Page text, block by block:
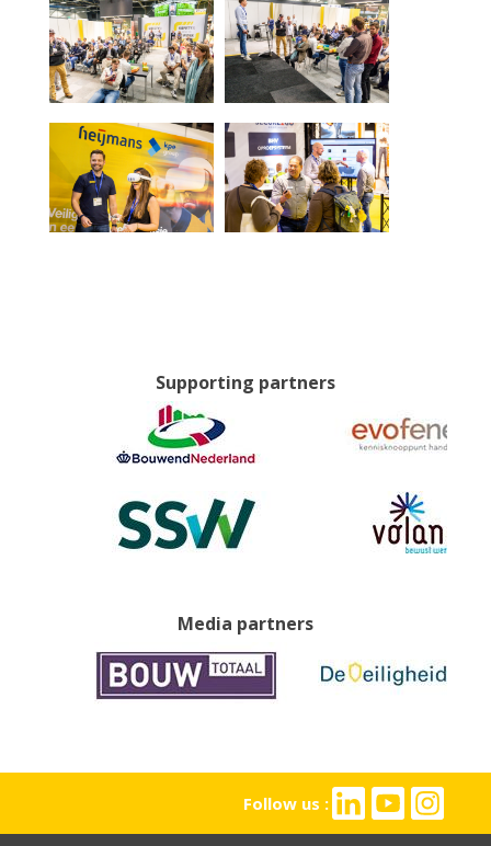
Supporting partners
Media partners
Follow us :